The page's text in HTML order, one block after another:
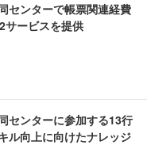
センターで帳票関連経費
サービスを提供
センターに参加する13行
ル向上に向けたナレッジ